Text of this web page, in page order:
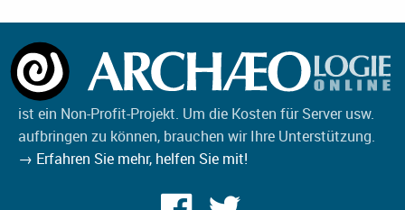
ist ein Non-Profit-Projekt. Um die Kosten für Server usw.
aufbringen zu können, brauchen wir Ihre Unterstützung.
→ Erfahren Sie mehr, helfen Sie mit!